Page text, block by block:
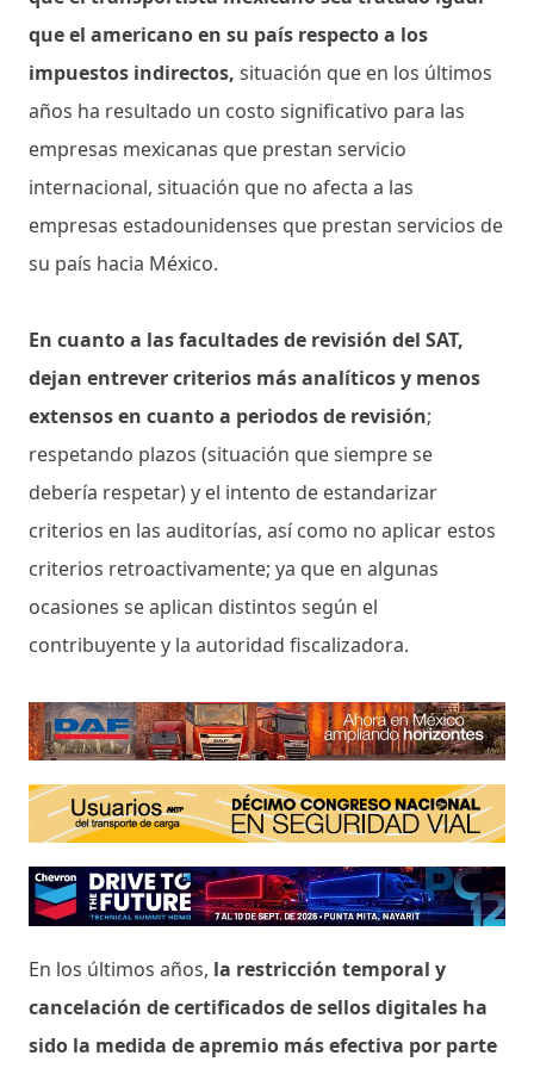
que el americano en su país respecto a los
impuestos indirectos, situación que en los últimos
años ha resultado un costo significativo para las
empresas mexicanas que prestan servicio
internacional, situación que no afecta a las
empresas estadounidenses que prestan servicios de
su país hacia México.
En cuanto a las facultades de revisión del SAT,
dejan entrever criterios más analíticos y menos
extensos en cuanto a periodos de revisión;
respetando plazos (situación que siempre se
debería respetar) y el intento de estandarizar
criterios en las auditorías, así como no aplicar estos
criterios retroactivamente; ya que en algunas
ocasiones se aplican distintos según el
contribuyente y la autoridad fiscalizadora.
En los últimos años, la restricción temporal y
cancelación de certificados de sellos digitales ha
sido la medida de apremio más efectiva por parte